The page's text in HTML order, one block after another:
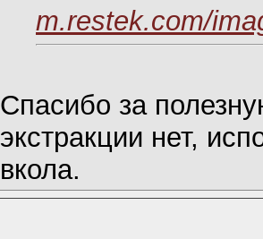
m.restek.com/
Спасибо за
экстракции нет,
вкола.